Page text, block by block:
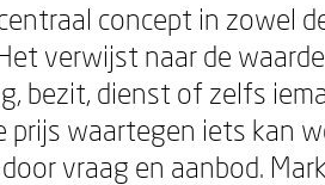
concept in zowel
verwijst naar de
bezit, dienst of zelfs
prijs waartegen iets kan
vraag en aanbod.